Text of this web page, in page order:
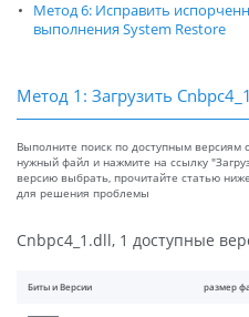
Метод 6: Исправить
выполнения System Restore
Метод 1: Загрузить
Выполните поиск по доступным версиям
нужный файл и нажмите на ссылку
версию выбрать, прочитайте статью
для решения проблемы
Cnbpc4_1.dll, 1 доступные
Биты и Версии